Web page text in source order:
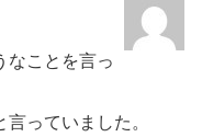
なことを言っ
っていました。